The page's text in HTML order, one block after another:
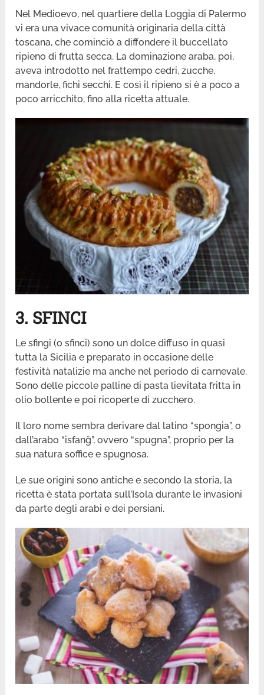
Nel Medioevo, nel quartiere della Loggia di Palermo
vi era una vivace comunità originaria della città
toscana, che cominciò a diffondere il buccellato
ripieno di frutta secca. La dominazione araba, poi,
aveva introdotto nel frattempo cedri, zucche,
mandorle, fichi secchi. E così il ripieno si è a poco a
poco arricchito, fino alla ricetta attuale.
3. SFINCI
Le sfingi (o sfinci) sono un dolce diffuso in quasi
tutta la Sicilia e preparato in occasione delle
festività natalizie ma anche nel periodo di carnevale.
Sono delle piccole palline di pasta lievitata fritta in
olio bollente e poi ricoperte di zucchero.
Il loro nome sembra derivare dal latino “spongia”, o
dall’arabo “isfanǧ”, ovvero “spugna”, proprio per la
sua natura soffice e spugnosa.
Le sue origini sono antiche e secondo la storia, la
ricetta è stata portata sull’Isola durante le invasioni
da parte degli arabi e dei persiani.